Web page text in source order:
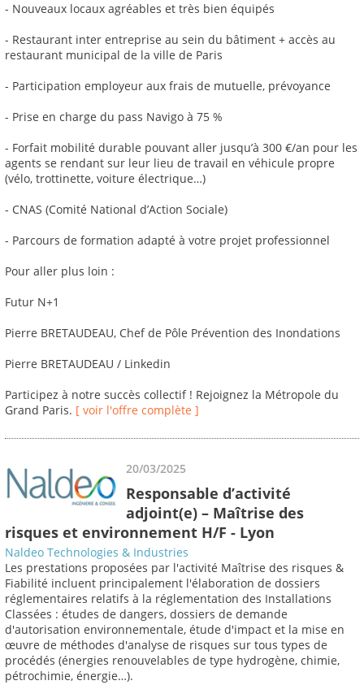
- Nouveaux locaux agréables et très bien équipés
- Restaurant inter entreprise au sein du bâtiment + accès au
restaurant municipal de la ville de Paris
- Participation employeur aux frais de mutuelle, prévoyance
- Prise en charge du pass Navigo à 75 %
- Forfait mobilité durable pouvant aller jusqu’à 300 €/an pour les
agents se rendant sur leur lieu de travail en véhicule propre
(vélo, trottinette, voiture électrique…)
- CNAS (Comité National d’Action Sociale)
- Parcours de formation adapté à votre projet professionnel
Pour aller plus loin :
Futur N+1
Pierre BRETAUDEAU, Chef de Pôle Prévention des Inondations
Pierre BRETAUDEAU / Linkedin
Participez à notre succès collectif ! Rejoignez la Métropole du
Grand Paris. [ voir l'offre complète ]
20/03/2025
Responsable d’activité
adjoint(e) – Maîtrise des
risques et environnement H/F - Lyon
Naldeo Technologies & Industries
Les prestations proposées par l'activité Maîtrise des risques &
Fiabilité incluent principalement l'élaboration de dossiers
réglementaires relatifs à la réglementation des Installations
Classées : études de dangers, dossiers de demande
d'autorisation environnementale, étude d'impact et la mise en
œuvre de méthodes d'analyse de risques sur tous types de
procédés (énergies renouvelables de type hydrogène, chimie,
pétrochimie, énergie…).